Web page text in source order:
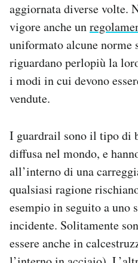
aggiornata diverse volte.
vigore anche un
uniformato alcune norme
riguardano perlopiù la
i modi in cui devono
vendute.
I guardrail sono il tipo di
diffusa nel mondo, e
all’interno di una
qualsiasi ragione
esempio in seguito a uno
incidente. Solitamente
essere anche in